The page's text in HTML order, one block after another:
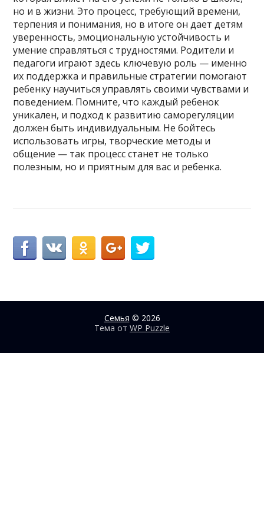
но и в жизни. Это процесс, требующий времени,
терпения и понимания, но в итоге он дает детям
уверенность, эмоциональную устойчивость и
умение справляться с трудностями. Родители и
педагоги играют здесь ключевую роль — именно
их поддержка и правильные стратегии помогают
ребенку научиться управлять своими чувствами и
поведением. Помните, что каждый ребенок
уникален, и подход к развитию саморегуляции
должен быть индивидуальным. Не бойтесь
использовать игры, творческие методы и
общение — так процесс станет не только
полезным, но и приятным для вас и ребенка.
Семья © 2026
Тема от WP Puzzle